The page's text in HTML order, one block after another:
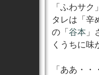
「ふわサク
タレは「辛
の「 谷本 」
くうちに味
「ああ・